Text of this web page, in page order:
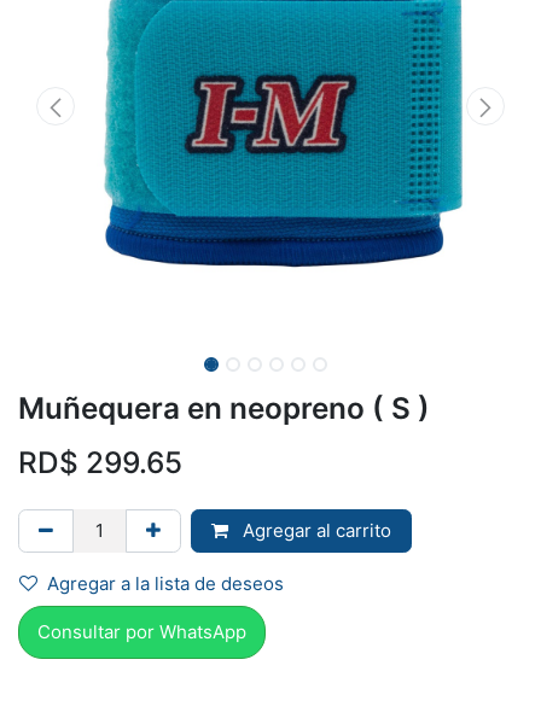
Muñequera en neopreno ( S )
RD$ 299.65
Agregar al carrito
Agregar a la lista de deseos
Consultar por WhatsApp